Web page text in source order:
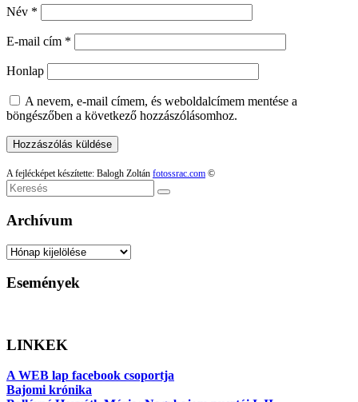
Név *
E-mail cím *
Honlap
A nevem, e-mail címem, és weboldalcímem mentése a
böngészőben a következő hozzászólásomhoz.
A fejlécképet készítette: Balogh Zoltán fotossrac.com ©
Keresés
Archívum
Archívum
Események
LINKEK
A WEB lap facebook csoportja
Bajomi krónika